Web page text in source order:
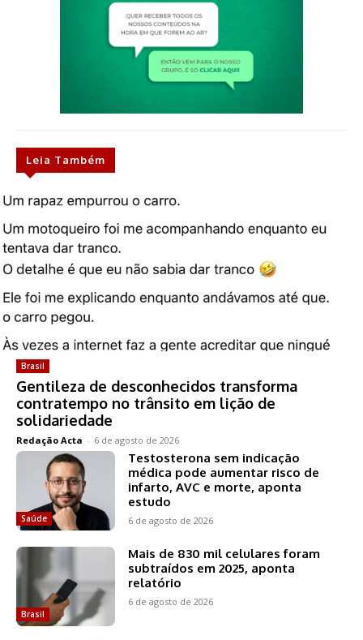
Leia Também
Brasil
Gentileza de desconhecidos transforma
contratempo no trânsito em lição de
solidariedade
Redação Acta - 6 de agosto de 2026
Saúde
Testosterona sem indicação
médica pode aumentar risco de
infarto, AVC e morte, aponta
estudo
6 de agosto de 2026
Brasil
Mais de 830 mil celulares foram
subtraídos em 2025, aponta
relatório
6 de agosto de 2026